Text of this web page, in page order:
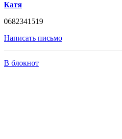
Катя
0682341519
Написать письмо
В блокнот